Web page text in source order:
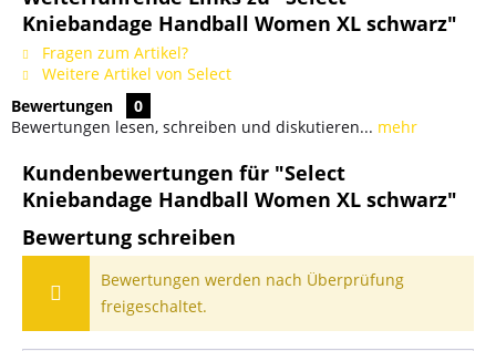
Kniebandage Handball Women XL schwarz"
Fragen zum Artikel?
Weitere Artikel von Select
Bewertungen
0
Bewertungen lesen, schreiben und diskutieren... mehr
Kundenbewertungen für "Select
Kniebandage Handball Women XL schwarz"
Bewertung schreiben
Bewertungen werden nach Überprüfung
freigeschaltet.